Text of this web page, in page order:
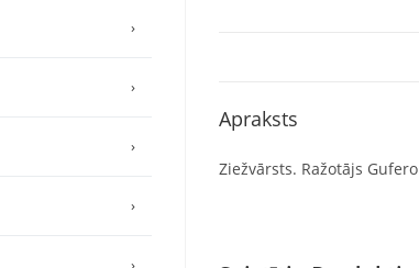
Apraksts
Ziežvārsts. Ražotājs Gufero
›
›
›
›